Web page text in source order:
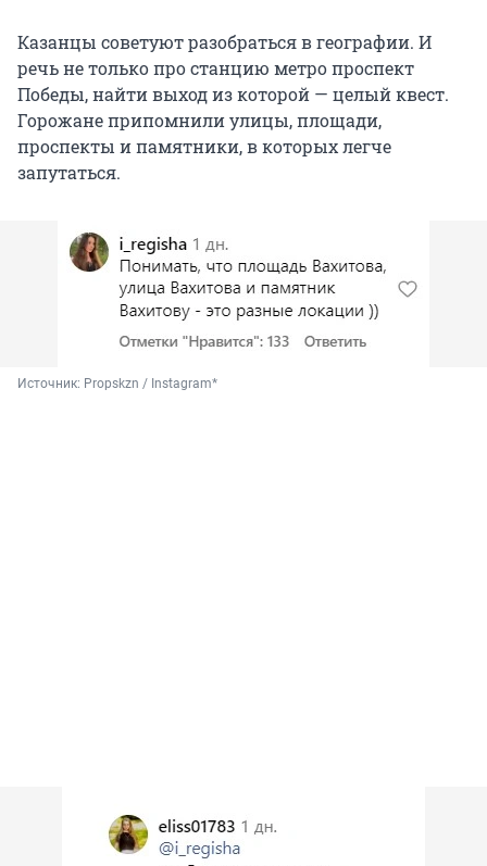
Казанцы советуют разобраться в географии. И
речь не только про станцию метро проспект
Победы, найти выход из которой — целый квест.
Горожане припомнили улицы, площади,
проспекты и памятники, в которых легче
запутаться.
Источник: Propskzn / Instagram*